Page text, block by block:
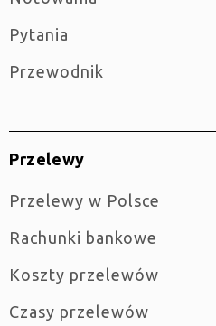
Pytania
Przewodnik
Przelewy
Przelewy w Polsce
Rachunki bankowe
Koszty przelewów
Czasy przelewów